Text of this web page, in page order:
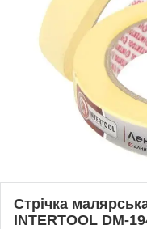
Стрічка
INTERTOOL DM-